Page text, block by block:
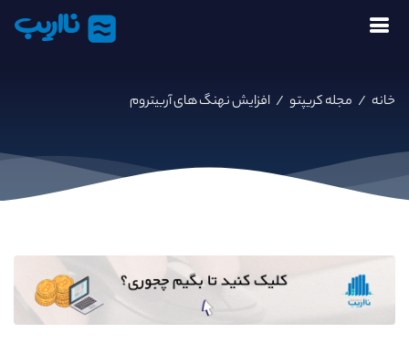
نااریب
خانه / مجله کریپتو / افزایش نهنگ های آربیتروم